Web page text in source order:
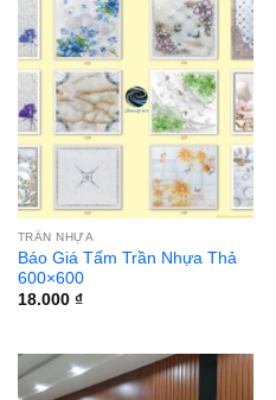
TRẦN NHỰA
Báo Giá Tấm Trần Nhựa Thả
600×600
18.000 ₫